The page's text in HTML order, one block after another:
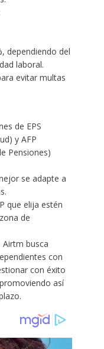
dependiendo del
laboral.
evitar multas
de EPS
y AFP
Pensiones)
se adapte a
que elija estén
de
busca
con
con éxito
así